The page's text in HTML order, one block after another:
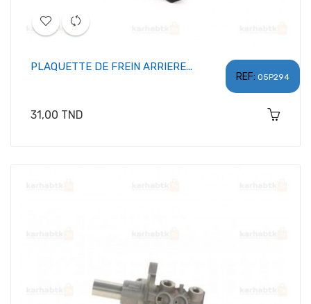
REF: 05P294
PLAQUETTE DE FREIN ARRIERE...
Prix
31,00 TND